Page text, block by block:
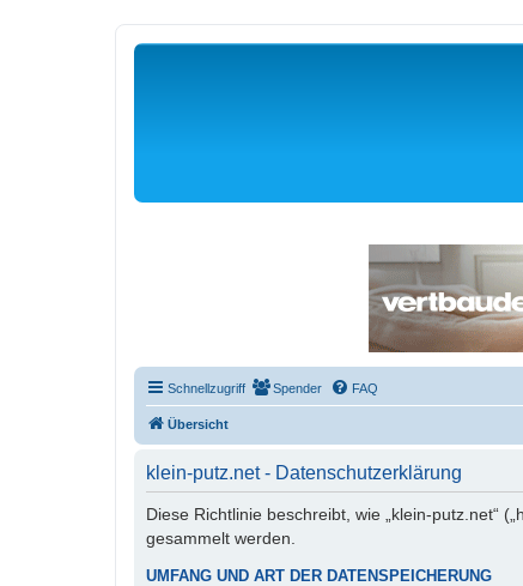
Schnellzugriff Spender FAQ
Übersicht
klein-putz.net - Datenschutzerklärung
Diese Richtlinie beschreibt, wie „klein-putz.net“
gesammelt werden.
UMFANG UND ART DER DATENSPEICHERUNG